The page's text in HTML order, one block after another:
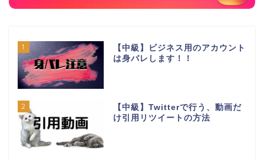
1
【中級】ビジネス用のアカウント
は身バレします！！
2
【中級】Twitterで行う、動画だ
け引用リツイートの方法